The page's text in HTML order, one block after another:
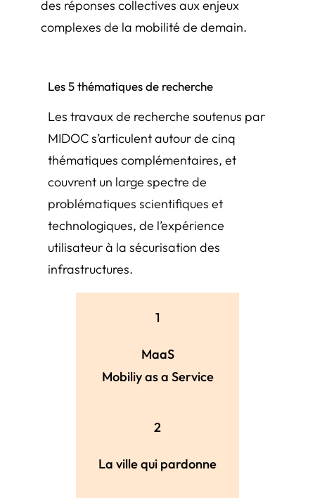
des réponses collectives aux enjeux
complexes de la mobilité de demain.
Les 5 thématiques de recherche
Les travaux de recherche soutenus par
MIDOC s’articulent autour de cinq
thématiques complémentaires, et
couvrent un large spectre de
problématiques scientifiques et
technologiques, de l’expérience
utilisateur à la sécurisation des
infrastructures.
1
MaaS
Mobiliy as a Service
2
La ville qui pardonne